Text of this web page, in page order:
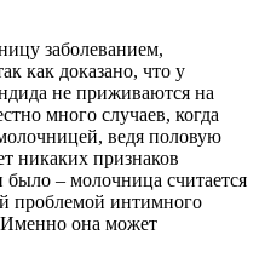
заболеванием,
как доказано, что у
не приживаются на
много случаев, когда
ведя половую
никаких признаков
– молочница считается
проблемой интимного
Именно она может